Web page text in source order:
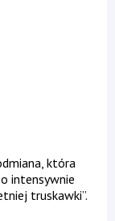
która
intensywnie
truskawki”.